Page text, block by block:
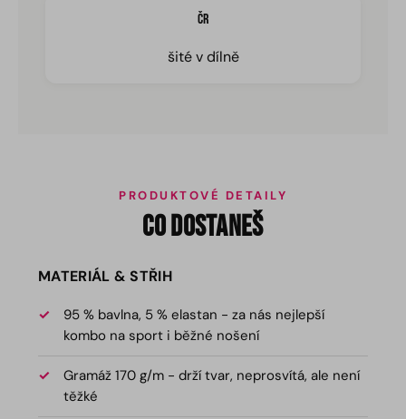
ČR
šité v dílně
PRODUKTOVÉ DETAILY
CO DOSTANEŠ
MATERIÁL & STŘIH
95 % bavlna, 5 % elastan - za nás nejlepší
kombo na sport i běžné nošení
Gramáž 170 g/m - drží tvar, neprosvítá, ale není
těžké